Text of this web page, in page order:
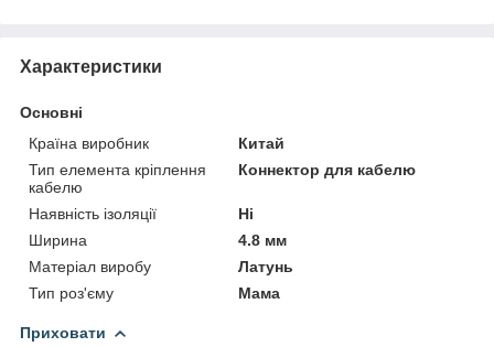
Характеристики
Основні
Країна виробник
Китай
Тип елемента кріплення
кабелю
Коннектор для кабелю
Наявність ізоляції
Ні
Ширина
4.8 мм
Матеріал виробу
Латунь
Тип роз'єму
Мама
Приховати